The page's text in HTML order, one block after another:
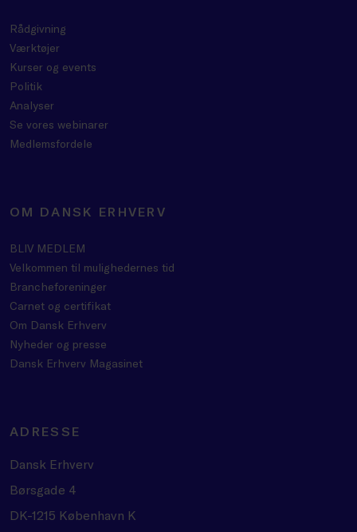
Rådgivning
Værktøjer
Kurser og events
Politik
Analyser
Se vores webinarer
Medlemsfordele
OM DANSK ERHVERV
BLIV MEDLEM
Velkommen til mulighedernes tid
Brancheforeninger
Carnet og certifikat
Om Dansk Erhverv
Nyheder og presse
Dansk Erhverv Magasinet
ADRESSE
Dansk Erhverv
Børsgade 4
DK-1215 København K